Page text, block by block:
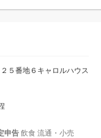
５番地６キャロルハウス
申告 飲食 流通・小売